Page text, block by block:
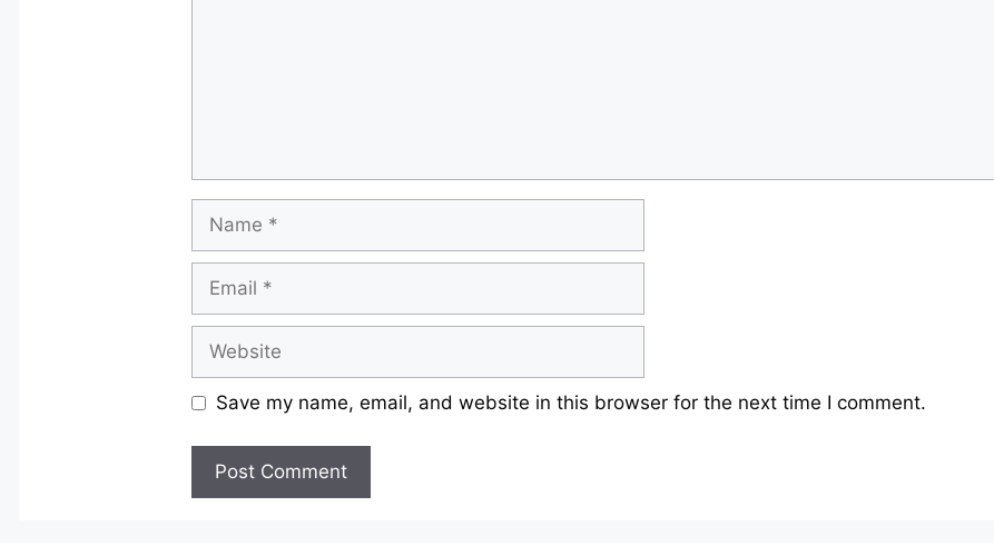
Name
Email
Website
Save my name, email, and website in this browser for the next time I comment.